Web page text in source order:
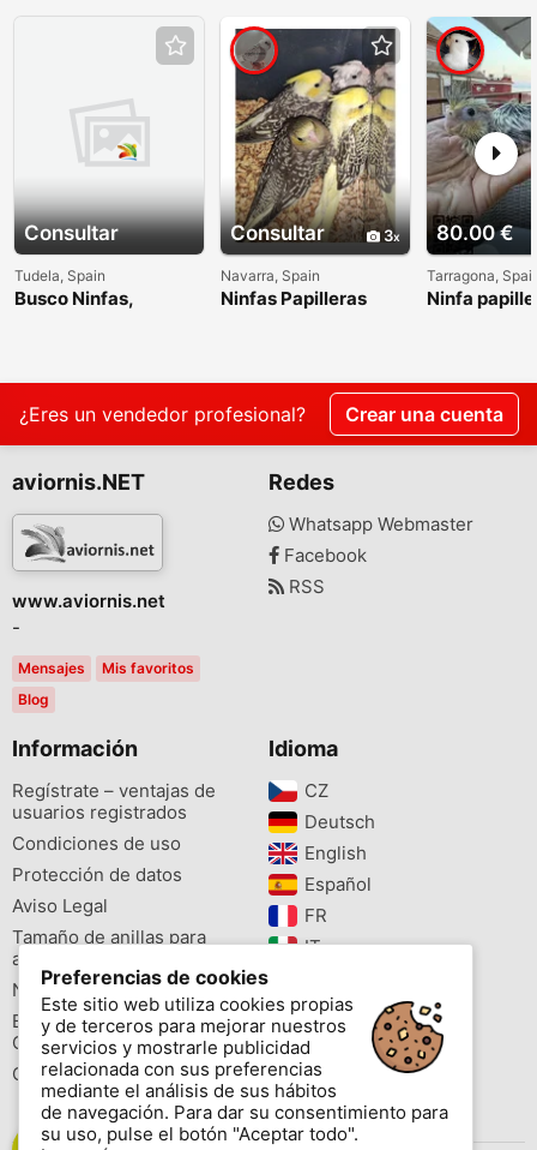
Consultar
Tudela, Spain
Busco Ninfas,
Consultar 3
Navarra, Spain
Ninfas Papilleras
80.00 €
Tarragona,
Ninfa
¿Eres un vendedor profesional? Crear una cuenta
aviornis.NET
www.aviornis.net
-
Mensajes
Mis favoritos
Blog
Redes
Whatsapp Webmaster
Facebook
RSS
Información
Regístrate – ventajas de
usuarios registrados
Condiciones de uso
Protección de datos
Aviso Legal
Tamaño de anillas para
aves
Newsletter
Buscador de especies
Cites
Colores de las anillas
Idioma
CZ‎
Deutsch‎
English‎
Español‎
FR‎
IT‎
PL‎
PT‎
Preferencias de cookies
Este sitio web utiliza cookies propias
y de terceros para mejorar nuestros
servicios y mostrarle publicidad
relacionada con sus preferencias
mediante el análisis de sus hábitos
de navegación. Para dar su consentimiento para
su uso, pulse el botón "Aceptar todo".